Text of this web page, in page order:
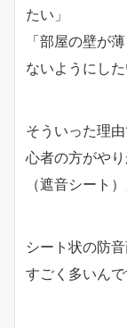
たい」
「部屋の壁が
ないようにした
そういった理
心者の方がや
（遮音シート）
シート状の防
すごく多いんで